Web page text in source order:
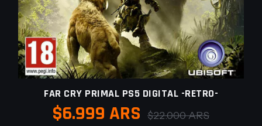
FAR CRY PRIMAL PS5 DIGITAL -RETRO-
$6.999 ARS $22.000 ARS